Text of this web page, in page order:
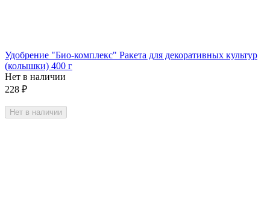
Удобрение "Био-комплекс" Ракета для декоративных культур
(колышки) 400 г
Нет в наличии
228 ₽
Нет в наличии